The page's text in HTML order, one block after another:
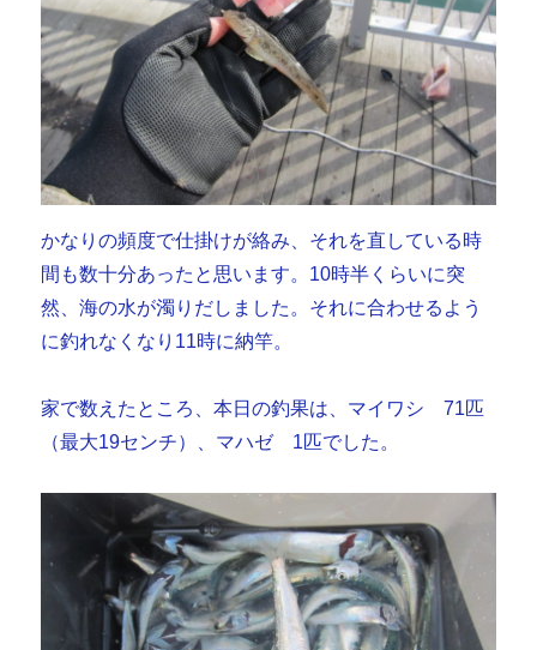
かなりの頻度で仕掛けが絡み、それを直している時
間も数十分あったと思います。10時半くらいに突
然、海の水が濁りだしました。それに合わせるよう
に釣れなくなり11時に納竿。
家で数えたところ、本日の釣果は、マイワシ 71匹
（最大19センチ）、マハゼ 1匹でした。